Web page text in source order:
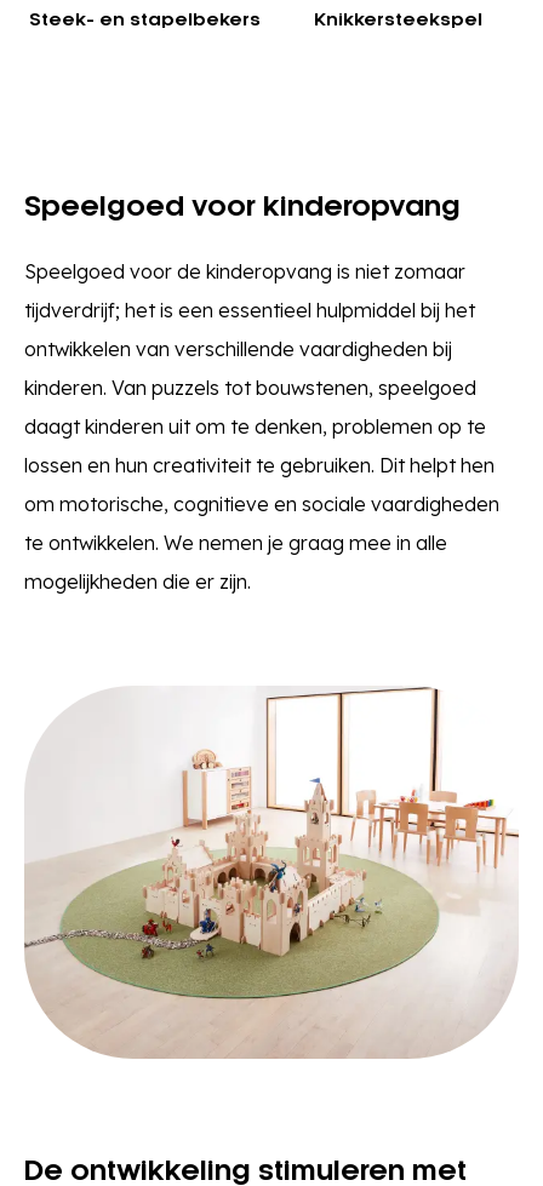
Steek- en stapelbekers Knikkersteekspel
Speelgoed voor kinderopvang
Speelgoed voor de kinderopvang is niet zomaar
tijdverdrijf; het is een essentieel hulpmiddel bij het
ontwikkelen van verschillende vaardigheden bij
kinderen. Van puzzels tot bouwstenen, speelgoed
daagt kinderen uit om te denken, problemen op te
lossen en hun creativiteit te gebruiken. Dit helpt hen
om motorische, cognitieve en sociale vaardigheden
te ontwikkelen. We nemen je graag mee in alle
mogelijkheden die er zijn.
De ontwikkeling stimuleren met